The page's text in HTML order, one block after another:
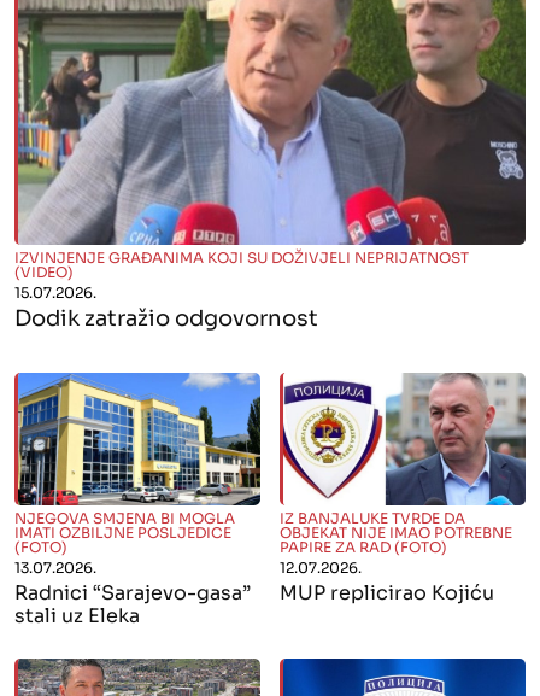
" alt="">
IZVINJENJE GRAĐANIMA KOJI SU DOŽIVJELI NEPRIJATNOST
(VIDEO)
15.07.2026.
Dodik zatražio odgovornost
" alt="">
NJEGOVA SMJENA BI MOGLA
IMATI OZBILJNE POSLJEDICE
(FOTO)
13.07.2026.
Radnici “Sarajevo-gasa”
stali uz Eleka
" alt="">
IZ BANJALUKE TVRDE DA
OBJEKAT NIJE IMAO POTREBNE
PAPIRE ZA RAD (FOTO)
12.07.2026.
MUP replicirao Kojiću